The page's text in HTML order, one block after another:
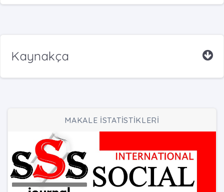
Kaynakça
MAKALE İSTATİSTİKLERİ